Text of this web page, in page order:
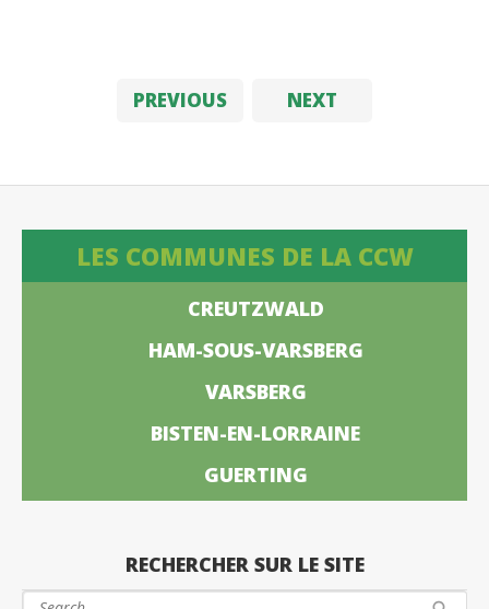
PREVIOUS NEXT
LES COMMUNES DE LA CCW
CREUTZWALD
HAM-SOUS-VARSBERG
VARSBERG
BISTEN-EN-LORRAINE
GUERTING
RECHERCHER SUR LE SITE